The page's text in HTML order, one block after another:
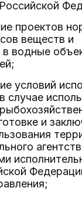
проектов
веществ и
в водные
условий
случае
и